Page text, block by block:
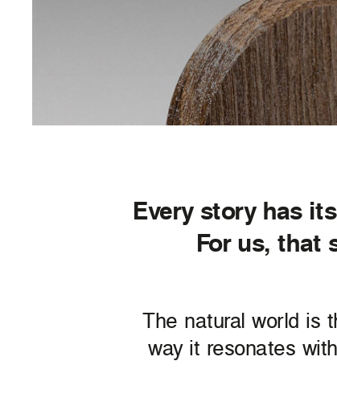
Every story has
For us, that
The natural world is
way it resonates